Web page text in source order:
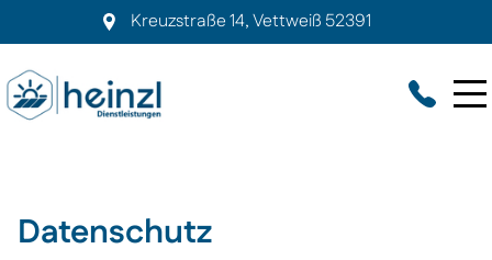
Kreuzstraße 14,Vettweiß 52391
Datenschutz